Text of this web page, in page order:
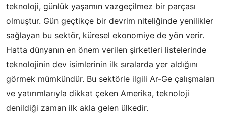
teknoloji, günlük yaşamın vazgeçilmez bir parçası
olmuştur. Gün geçtikçe bir devrim niteliğinde yenilikler
sağlayan bu sektör, küresel ekonomiye de yön verir.
Hatta dünyanın en önem verilen şirketleri listelerinde
teknolojinin dev isimlerinin ilk sıralarda yer aldığını
görmek mümkündür. Bu sektörle ilgili Ar-Ge çalışmaları
ve yatırımlarıyla dikkat çeken Amerika, teknoloji
denildiği zaman ilk akla gelen ülkedir.